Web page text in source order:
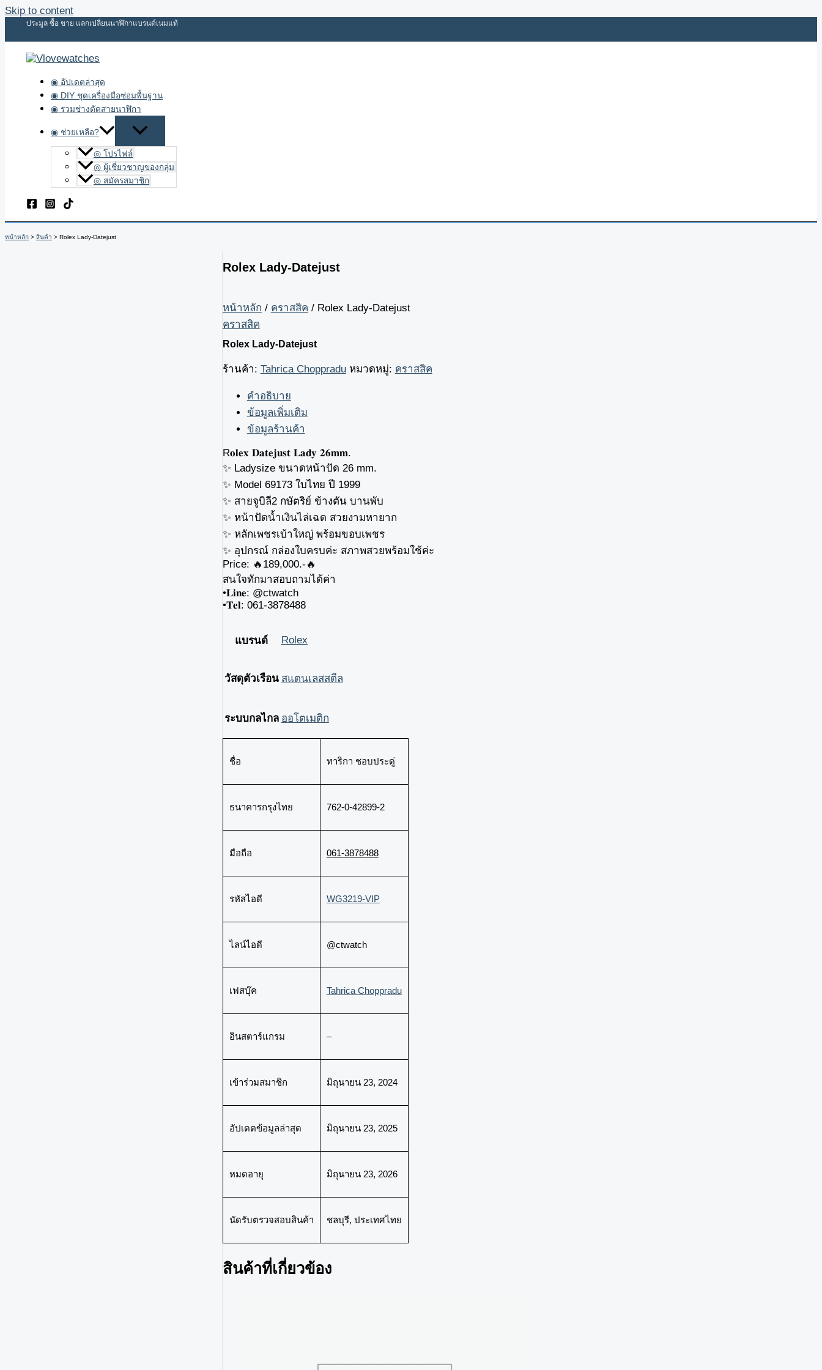
Skip to content
ประมูล ซื้อ ขาย แลกเปลี่ยนนาฬิกาแบรนด์เนมแท้
◉ อัปเดตล่าสุด
◉ DIY ชุดเครื่องมือซ่อมพื้นฐาน
◉ รวมช่างตัดสายนาฬิกา
◉ ช่วยเหลือ?
◎ โปรไฟล์
◎ ผู้เชี่ยวชาญของกลุ่ม
◎ สมัครสมาชิก
หน้าหลัก สินค้า Rolex Lady-Datejust
Rolex Lady-Datejust
หน้าหลัก / คราสสิค / Rolex Lady-Datejust
คราสสิค
Rolex Lady-Datejust
ร้านค้า: Tahrica Choppradu หมวดหมู่: คราสสิค
คำอธิบาย
ข้อมูลเพิ่มเติม
ข้อมูลร้านค้า
R𝐨𝐥𝐞𝐱 𝐃𝐚𝐭𝐞𝐣𝐮𝐬𝐭 𝐋𝐚𝐝𝐲 𝟐𝟔𝐦𝐦.
✨ Ladysize ขนาดหน้าปัด 26 mm.
✨ Model 69173 ใบไทย ปี 1999
✨ สายจูบิลี2 กษัตริย์ ข้างตัน บานพับ
✨ หน้าปัดน้ำเงินไล่เฉด สวยงามหายาก
✨ หลักเพชรเบ้าใหญ่ พร้อมขอบเพชร
✨ อุปกรณ์ กล่องใบครบค่ะ สภาพสวยพร้อมใช้ค่ะ
Price: 🔥189,000.-🔥
สนใจทักมาสอบถามได้ค่า
•𝐋𝐢𝐧𝐞: @ctwatch
•𝐓𝐞𝐥: 061-3878488
แบรนด์ Rolex
วัสดุตัวเรือน สแตนเลสสตีล
ระบบกลไกล ออโตเมติก
ชื่อ ทาริกา ชอบประดู่
ธนาคารกรุงไทย 762-0-42899-2
มือถือ 061-3878488
รหัสไอดี WG3219-VIP
ไลน์ไอดี @ctwatch
เฟสบุ๊ค Tahrica Choppradu
อินสตาร์แกรม –
เข้าร่วมสมาชิก มิถุนายน 23, 2024
อัปเดตข้อมูลล่าสุด มิถุนายน 23, 2025
หมดอายุ มิถุนายน 23, 2026
นัดรับตรวจสอบสินค้า ชลบุรี, ประเทศไทย
สินค้าที่เกี่ยวข้อง